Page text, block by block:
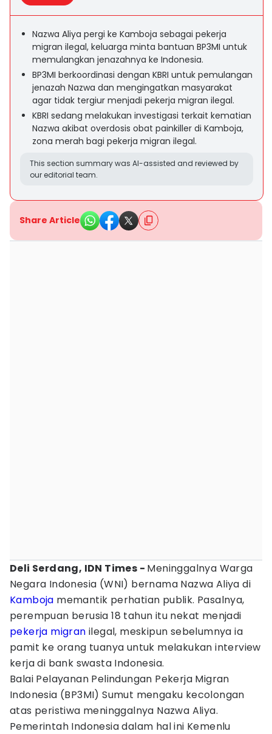
Nazwa Aliya pergi ke Kamboja sebagai pekerja
migran ilegal, keluarga minta bantuan BP3MI untuk
memulangkan jenazahnya ke Indonesia.
BP3MI berkoordinasi dengan KBRI untuk pemulangan
jenazah Nazwa dan mengingatkan masyarakat
agar tidak tergiur menjadi pekerja migran ilegal.
KBRI sedang melakukan investigasi terkait kematian
Nazwa akibat overdosis obat painkiller di Kamboja,
zona merah bagi pekerja migran ilegal.
This section summary was AI-assisted and reviewed by
our editorial team.
Share Article
Deli Serdang, IDN Times - Meninggalnya Warga
Negara Indonesia (WNI) bernama Nazwa Aliya di
Kamboja memantik perhatian publik. Pasalnya,
perempuan berusia 18 tahun itu nekat menjadi
pekerja migran ilegal, meskipun sebelumnya ia
pamit ke orang tuanya untuk melakukan interview
kerja di bank swasta Indonesia.
Balai Pelayanan Pelindungan Pekerja Migran
Indonesia (BP3MI) Sumut mengaku kecolongan
atas peristiwa meninggalnya Nazwa Aliya.
Pemerintah Indonesia dalam hal ini Kemenlu